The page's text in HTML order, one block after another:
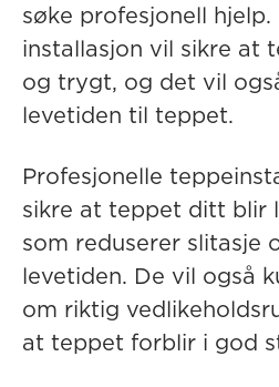
søke profesjonell hjelp.
installasjon vil sikre at
og trygt, og det vil
levetiden til teppet.
Profesjonelle
sikre at teppet ditt blir
som reduserer slitasje
levetiden. De vil også
om riktig
at teppet forblir i god